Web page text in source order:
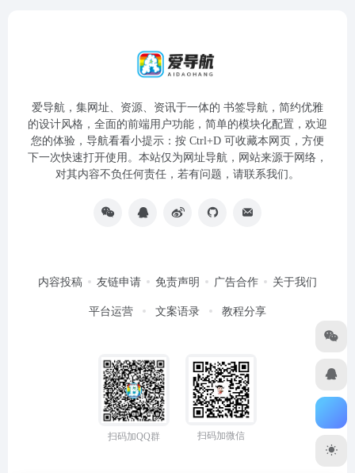
爱导航，集网址、资源、资讯于一体的 书签导航，简约优雅
的设计风格，全面的前端用户功能，简单的模块化配置，欢迎
您的体验，导航看看小提示：按 Ctrl+D 可收藏本网页，方便
下一次快速打开使用。本站仅为网址导航，网站来源于网络，
对其内容不负任何责任，若有问题，请联系我们。
内容投稿 友链申请 免责声明 广告合作 关于我们
平台运营 文案语录 教程分享
扫码加QQ群 扫码加微信